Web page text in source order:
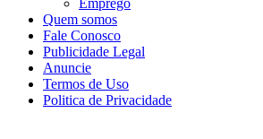
Emprego
Quem somos
Fale Conosco
Publicidade Legal
Anuncie
Termos de Uso
Politica de Privacidade